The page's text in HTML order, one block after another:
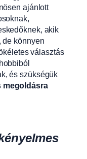
ajánlott
akik
de könnyen
választás
és szükségük
megoldásra